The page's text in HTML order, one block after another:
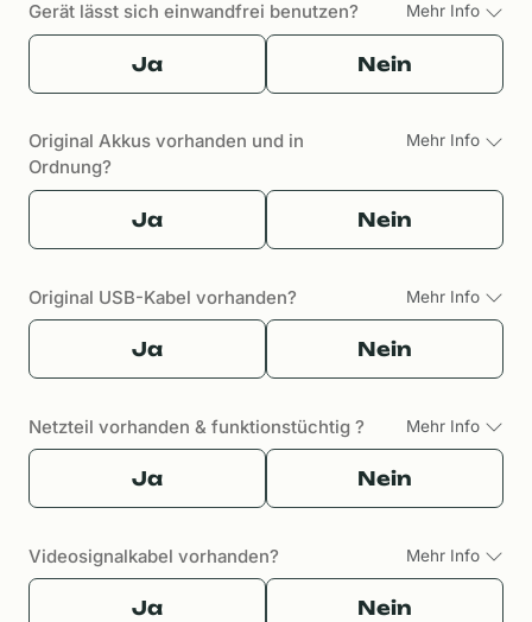
Gerät lässt sich einwandfrei benutzen? Mehr Info
Ja Nein
Original Akkus vorhanden und in
Ordnung?
Mehr Info
Ja Nein
Original USB-Kabel vorhanden? Mehr Info
Ja Nein
Netzteil vorhanden & funktionstüchtig ? Mehr Info
Ja Nein
Videosignalkabel vorhanden? Mehr Info
Ja Nein